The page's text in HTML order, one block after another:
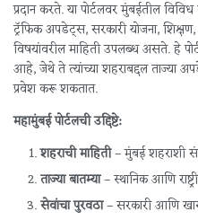
प्रदान करते. या पोर्टलवर मुंबईतील
ट्रॅफिक अपडेट्स, सरकारी योजना,
विषयांवरील माहिती उपलब्ध असते. हे
आहे, जेथे ते त्यांच्या शहराबद्दल ताज्या
प्रवेश करू शकतात.
महामुंबई पोर्टलची उद्दिष्टे:
शहराची माहिती– मुंबई शहराशी
ताज्या बातम्या– स्थानिक आणि
सेवांचा पुरवठा– सरकारी आणि